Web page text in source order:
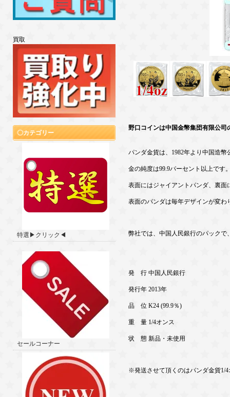
買取
カテゴリー
特選▶クリック◀
セールコーナー
野口コインは中国金幣集団有限公司
パンダ金貨は、1982年より中国造
金の純度は99.9パーセント以上です
表面にはジャイアントパンダ、裏
表面のパンダは毎年デザインが変わ
弊社では、中国人民銀行のパック
発 行 中国人民銀行
発行年 2013年
品 位 K24 (99.9％)
重 量 1/4オンス
状 態 新品・未使用
※発送させて頂くのはパンダ金貨1/4